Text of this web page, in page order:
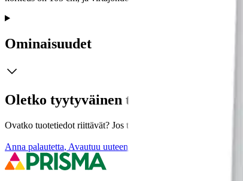
Ominaisuudet
Oletko tyytyväinen tuotetietoihin?
Ovatko tuotetiedot riittävät? Jos tuotetiedoissa on puutteita tai
Anna palautetta, Avautuu uuteen välilehteen